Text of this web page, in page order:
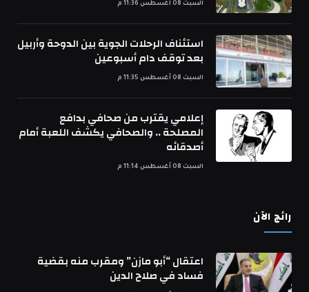
السبت 08 أغسطس 11:36 م
استئناف الرحلات الجوية بين الدوحة وأربيل
بعد توقف دام أسبوعين
السبت 08 أغسطس 11:35 م
إعلامي يقترب من صحافي بدافع
المصلحة .. والصحافي يكشف اللعبة أمام
أصدقائه
السبت 08 أغسطس 11:14 م
رائج الآن
اعتقال “أبو مازن” ومقرب منه بقضية
فساد في صلاح الدين